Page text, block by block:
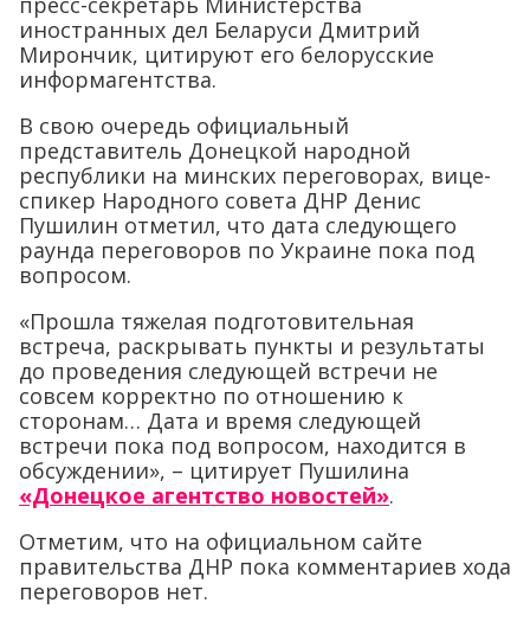
иностранных дел Беларуси Дмитрий
Мирончик, цитируют его белорусские
информагентства.
В свою очередь официальный
представитель Донецкой народной
республики на минских переговорах, вице-
спикер Народного совета ДНР Денис
Пушилин отметил, что дата следующего
раунда переговоров по Украине пока под
вопросом.
«Прошла тяжелая подготовительная
встреча, раскрывать пункты и результаты
до проведения следующей встречи не
совсем корректно по отношению к
сторонам… Дата и время следующей
встречи пока под вопросом, находится в
обсуждении», – цитирует Пушилина
«Донецкое агентство новостей».
Отметим, что на официальном сайте
правительства ДНР пока комментариев хода
переговоров нет.